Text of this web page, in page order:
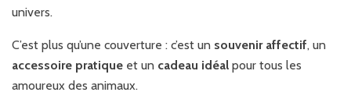
univers.
C’est plus qu’une couverture : c’est un souvenir affectif, un
accessoire pratique et un cadeau idéal pour tous les
amoureux des animaux.